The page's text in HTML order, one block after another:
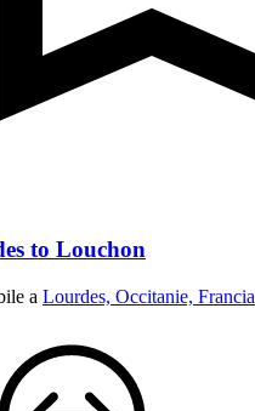
to Louchon
a Lourdes, Occitanie, Francia